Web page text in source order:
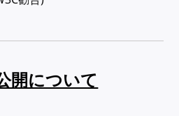
開について